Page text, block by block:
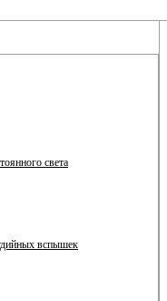
света
вспышек